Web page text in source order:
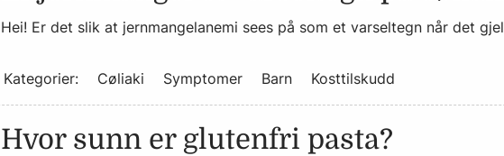
Hei! Er det slik at jernmangelanemi sees på som et varseltegn når det
Kategorier: Cøliaki Symptomer Barn Kosttilskudd
Hvor sunn er glutenfri pasta?